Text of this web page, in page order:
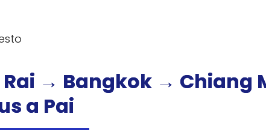
→ Bangkok → Chiang
a Pai